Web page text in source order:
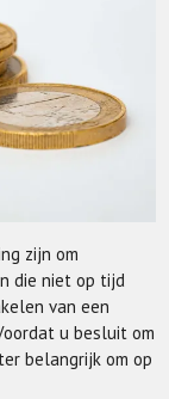
zijn om
die niet op tijd
van een
u besluit om
belangrijk om op